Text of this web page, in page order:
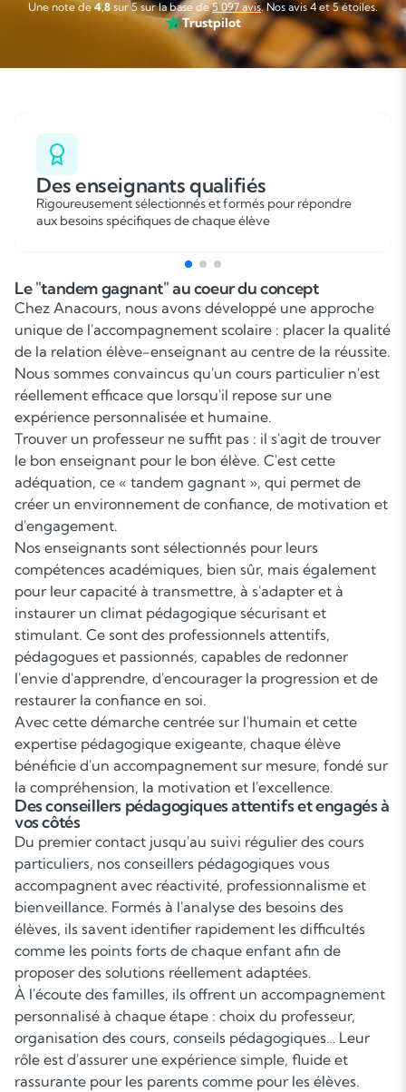
Une note de4,8sur 5 sur la base de5 097 avis. Nos avis 4 et 5 étoiles.
Trustpilot
Des enseignants qualifiés
Rigoureusement sélectionnés et formés pour répondre
aux besoins spécifiques de chaque élève
Le "tandem gagnant" au coeur du concept
Chez Anacours, nous avons développé une approche
unique de l'accompagnement scolaire : placer la qualité
de la relation élève-enseignant au centre de la réussite.
Nous sommes convaincus qu'un cours particulier n'est
réellement efficace que lorsqu'il repose sur une
expérience personnalisée et humaine.
Trouver un professeur ne suffit pas : il s'agit de trouver
le bon enseignant pour le bon élève. C'est cette
adéquation, ce « tandem gagnant », qui permet de
créer un environnement de confiance, de motivation et
d'engagement.
Nos enseignants sont sélectionnés pour leurs
compétences académiques, bien sûr, mais également
pour leur capacité à transmettre, à s'adapter et à
instaurer un climat pédagogique sécurisant et
stimulant. Ce sont des professionnels attentifs,
pédagogues et passionnés, capables de redonner
l'envie d'apprendre, d'encourager la progression et de
restaurer la confiance en soi.
Avec cette démarche centrée sur l'humain et cette
expertise pédagogique exigeante, chaque élève
bénéficie d'un accompagnement sur mesure, fondé sur
la compréhension, la motivation et l'excellence.
Des conseillers pédagogiques attentifs et engagés à
vos côtés
Du premier contact jusqu'au suivi régulier des cours
particuliers, nos conseillers pédagogiques vous
accompagnent avec réactivité, professionnalisme et
bienveillance. Formés à l'analyse des besoins des
élèves, ils savent identifier rapidement les difficultés
comme les points forts de chaque enfant afin de
proposer des solutions réellement adaptées.
À l'écoute des familles, ils offrent un accompagnement
personnalisé à chaque étape : choix du professeur,
organisation des cours, conseils pédagogiques… Leur
rôle est d'assurer une expérience simple, fluide et
rassurante pour les parents comme pour les élèves.